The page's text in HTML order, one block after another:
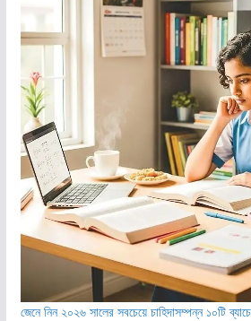
জেনে নিন ২০২৬ সালের সবচেয়ে চাহিদাসম্পন্ন ১০টি